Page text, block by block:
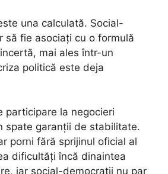
una calculată. Social-
să fie asociați cu o formulă
mai ales într-un
politică este deja
participare la negocieri
spate garanții de stabilitate.
porni fără sprijinul oficial al
dificultăți încă dinaintea
iar social-democrații nu par